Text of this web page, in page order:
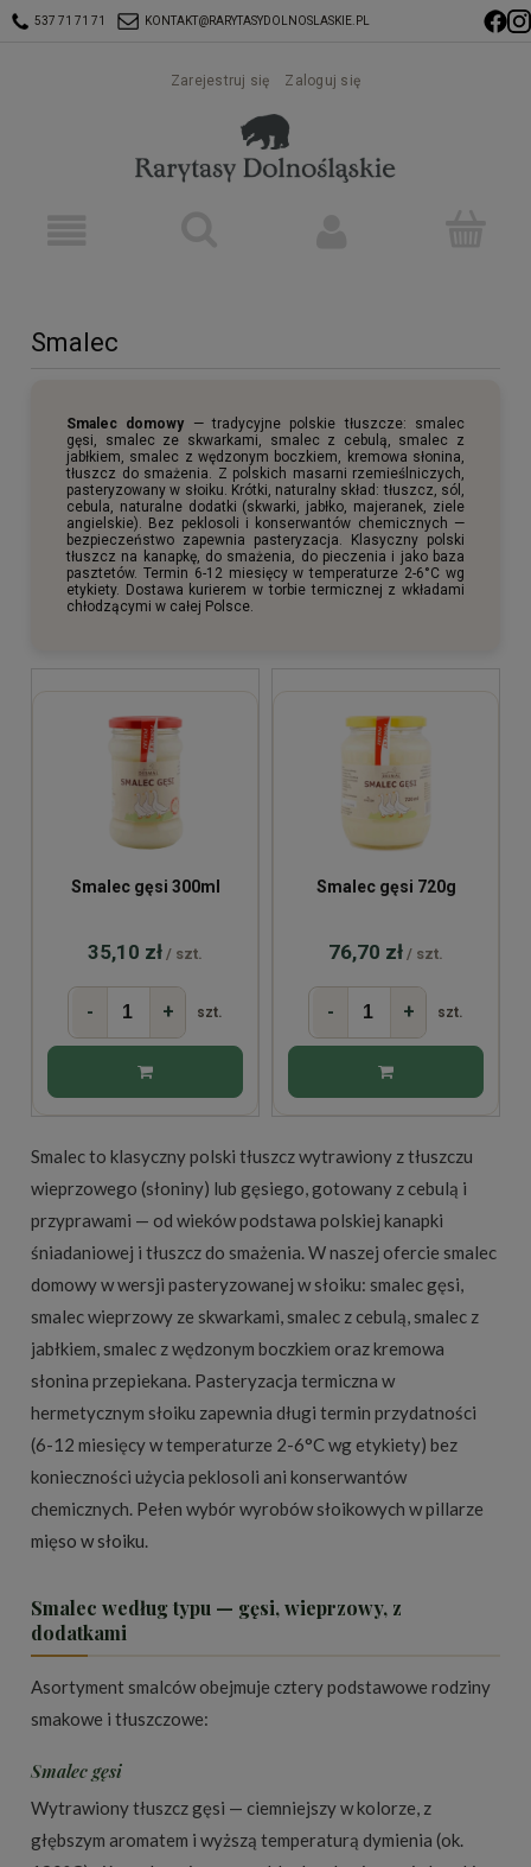
537 71 71 71 KONTAKT@RARYTASYDOLNOSLASKIE.PL
Zarejestruj się Zaloguj się
Smalec
Smalec domowy — tradycyjne polskie tłuszcze: smalec
gęsi, smalec ze skwarkami, smalec z cebulą, smalec z
jabłkiem, smalec z wędzonym boczkiem, kremowa słonina,
tłuszcz do smażenia. Z polskich masarni rzemieślniczych,
pasteryzowany w słoiku. Krótki, naturalny skład: tłuszcz, sól,
cebula, naturalne dodatki (skwarki, jabłko, majeranek, ziele
angielskie). Bez peklosoli i konserwantów chemicznych —
bezpieczeństwo zapewnia pasteryzacja. Klasyczny polski
tłuszcz na kanapkę, do smażenia, do pieczenia i jako baza
pasztetów. Termin 6-12 miesięcy w temperaturze 2-6°C wg
etykiety. Dostawa kurierem w torbie termicznej z wkładami
chłodzącymi w całej Polsce.
Smalec gęsi 300ml
35,10 zł / szt.
- + szt.
Smalec gęsi 720g
76,70 zł / szt.
- + szt.
Smalec to klasyczny polski tłuszcz wytrawiony z tłuszczu
wieprzowego (słoniny) lub gęsiego, gotowany z cebulą i
przyprawami — od wieków podstawa polskiej kanapki
śniadaniowej i tłuszcz do smażenia. W naszej ofercie smalec
domowy w wersji pasteryzowanej w słoiku: smalec gęsi,
smalec wieprzowy ze skwarkami, smalec z cebulą, smalec z
jabłkiem, smalec z wędzonym boczkiem oraz kremowa
słonina przepiekana. Pasteryzacja termiczna w
hermetycznym słoiku zapewnia długi termin przydatności
(6-12 miesięcy w temperaturze 2-6°C wg etykiety) bez
konieczności użycia peklosoli ani konserwantów
chemicznych. Pełen wybór wyrobów słoikowych w pillarze
mięso w słoiku.
Smalec według typu — gęsi, wieprzowy, z
dodatkami
Asortyment smalców obejmuje cztery podstawowe rodziny
smakowe i tłuszczowe:
Smalec gęsi
Wytrawiony tłuszcz gęsi — ciemniejszy w kolorze, z
głębszym aromatem i wyższą temperaturą dymienia (ok.